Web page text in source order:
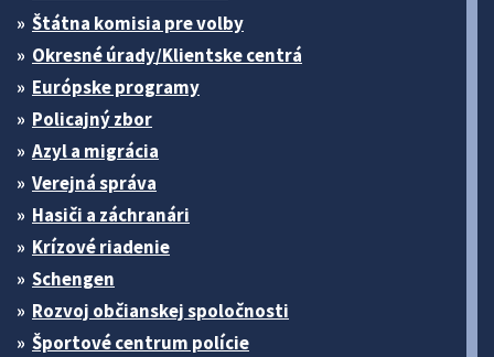
Štátna komisia pre volby
Okresné úrady/Klientske centrá
Európske programy
Policajný zbor
Azyl a migrácia
Verejná správa
Hasiči a záchranári
Krízové riadenie
Schengen
Rozvoj občianskej spoločnosti
Športové centrum polície